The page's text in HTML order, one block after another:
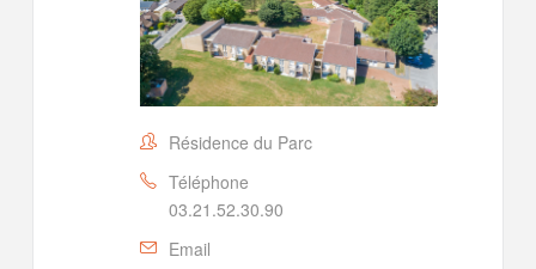
Résidence du Parc
Téléphone
03.21.52.30.90
Email